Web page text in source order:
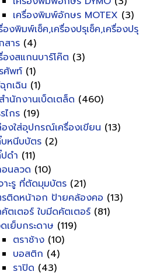
เครื่องพิมพ์อักษร MOTEX (3)
องพิมพ์เช็ค,เครื่องปรุเช็ค,เครื่องปรุ
สาร (4)
องสแกนบาร์โค๊ต (3)
ศัพท์ (1)
กเฉิน (1)
นักงานเบ็ดเตล็ด (460)
ไกร (19)
งใส่อุปกรณ์เครื่องเขียน (13)
หนีบบัตร (2)
ดำ (11)
นลวด (10)
าะรู ที่ตัดมุมบัตร (21)
ติดหน้าอก ป้ายคล้องคอ (13)
ตเตอร์ ใบมีดคัตเตอร์ (81)
เย็บกระดาษ (119)
ตราช้าง (10)
บอสติก (4)
ราปิด (43)